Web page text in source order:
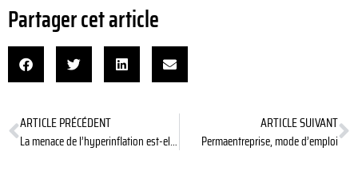
Partager cet article
ARTICLE PRÉCÉDENT
La menace de l’hyperinflation est-elle sérieuse ?
ARTICLE SUIVANT
Permaentreprise, mode d’emploi